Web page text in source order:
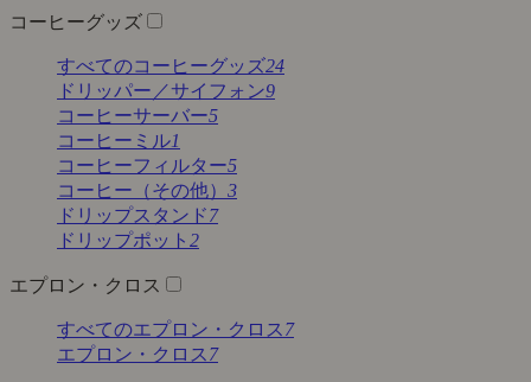
コーヒーグッズ
すべてのコーヒーグッズ24
ドリッパー／サイフォン9
コーヒーサーバー5
コーヒーミル1
コーヒーフィルター5
コーヒー（その他） 3
ドリップスタンド7
ドリップポット 2
エプロン・クロス
すべてのエプロン・クロス 7
エプロン・クロス 7